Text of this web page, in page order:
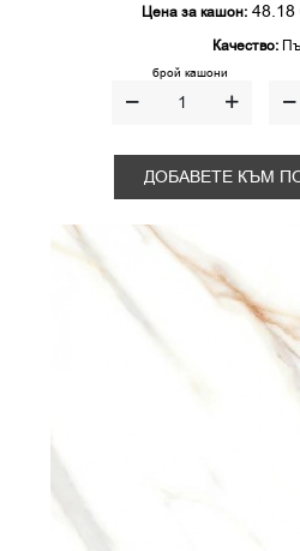
Цена за кашон: 48.18
Качество:
брой кашони
ДОБАВЕТЕ КЪМ